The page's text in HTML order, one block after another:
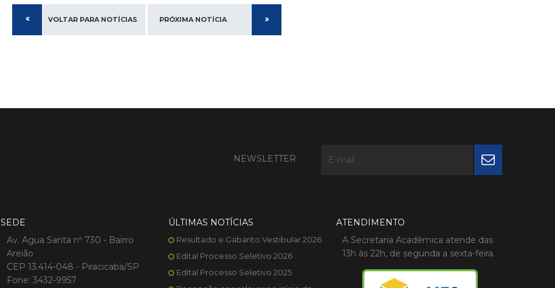
VOLTAR PARA NOTÍCIAS PRÓXIMA NOTÍCIA
NEWSLETTER
SEDE
Av. Agua Santa nº 730 - Bairro
Areião
CEP 13.414-048 - Piracicaba/SP
Fone: 3432-9957
ÚLTIMAS NOTÍCIAS
Resultado e Gabarito Vestibular 2026
Edital Processo Seletivo 2026
Edital Processo Seletivo 2025
ATENDIMENTO
A Secretaria Acadêmica atende das
13h às 22h, de segunda a sexta-feira.